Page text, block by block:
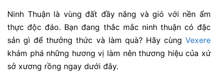
Ninh Thuận là vùng đất đầy nắng và gió với nền ẩm
thực độc đáo. Bạn đang thắc mắc ninh thuận có đặc
sản gì để thưởng thức và làm quà? Hãy cùng Vexere
khám phá những hương vị làm nên thương hiệu của xứ
sở xương rồng ngay dưới đây.